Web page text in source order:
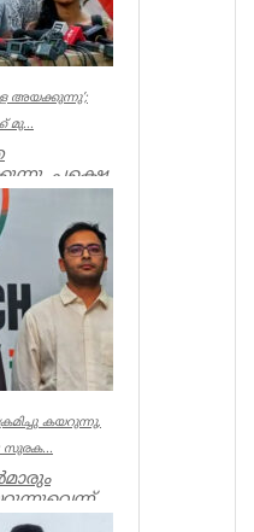
അയക്കുന്നു’;
മു...
പക്ഷെ
കയറുന്നു,
സുരക...